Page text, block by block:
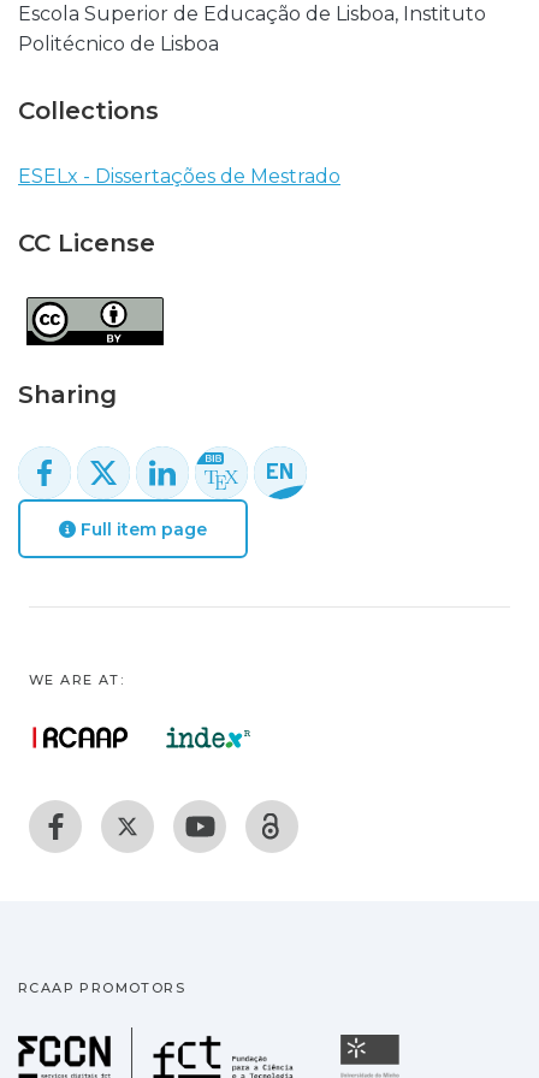
Escola Superior de Educação de Lisboa, Instituto
Politécnico de Lisboa
Collections
ESELx - Dissertações de Mestrado
CC License
Sharing
Full item page
WE ARE AT:
RCAAP PROMOTORS
Fundação para a